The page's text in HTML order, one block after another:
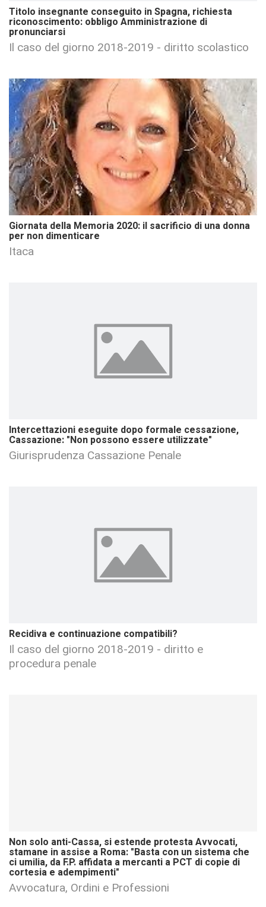
Titolo insegnante conseguito in Spagna, richiesta
riconoscimento: obbligo Amministrazione di
pronunciarsi
Il caso del giorno 2018-2019 - diritto scolastico
Giornata della Memoria 2020: il sacrificio di una donna
per non dimenticare
Itaca
Intercettazioni eseguite dopo formale cessazione,
Cassazione: "Non possono essere utilizzate"
Giurisprudenza Cassazione Penale
Recidiva e continuazione compatibili?
Il caso del giorno 2018-2019 - diritto e
procedura penale
Non solo anti-Cassa, si estende protesta Avvocati,
stamane in assise a Roma: "Basta con un sistema che
ci umilia, da F.P. affidata a mercanti a PCT di copie di
cortesia e adempimenti"
Avvocatura, Ordini e Professioni